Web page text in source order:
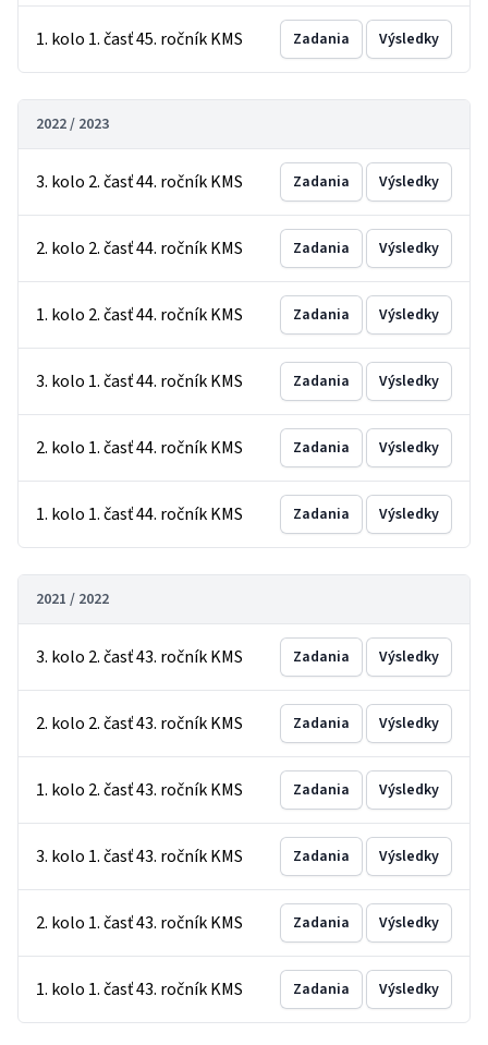
1. kolo 1. časť 45. ročník KMS Zadania Výsledky
2022 / 2023
3. kolo 2. časť 44. ročník KMS Zadania Výsledky
2. kolo 2. časť 44. ročník KMS Zadania Výsledky
1. kolo 2. časť 44. ročník KMS Zadania Výsledky
3. kolo 1. časť 44. ročník KMS Zadania Výsledky
2. kolo 1. časť 44. ročník KMS Zadania Výsledky
1. kolo 1. časť 44. ročník KMS Zadania Výsledky
2021 / 2022
3. kolo 2. časť 43. ročník KMS Zadania Výsledky
2. kolo 2. časť 43. ročník KMS Zadania Výsledky
1. kolo 2. časť 43. ročník KMS Zadania Výsledky
3. kolo 1. časť 43. ročník KMS Zadania Výsledky
2. kolo 1. časť 43. ročník KMS Zadania Výsledky
1. kolo 1. časť 43. ročník KMS Zadania Výsledky